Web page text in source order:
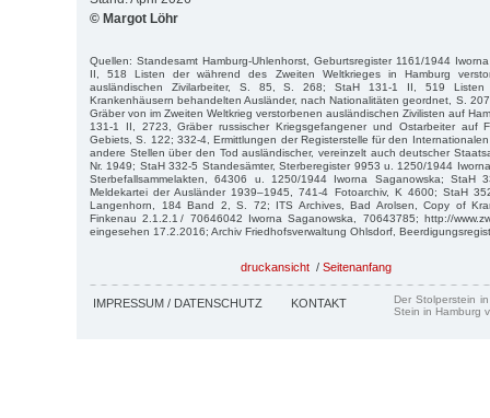
© Margot Löhr
Quellen: Standesamt Hamburg-Uhlenhorst, Geburtsregister 1161/1944
II, 518 Listen der während des Zweiten Weltkrieges in Hamburg
ausländischen Zivilarbeiter, S. 85, S. 268; StaH 131-1 II, 519
Krankenhäusern behandelten Ausländer, nach Nationalitäten geordnet, S.
Gräber von im Zweiten Weltkrieg verstorbenen ausländischen Zivilisten auf
131-1 II, 2723, Gräber russischer Kriegsgefangener und Ostarbeiter auf
Gebiets, S. 122; 332-4, Ermittlungen der Registerstelle für den
andere Stellen über den Tod ausländischer, vereinzelt auch deutscher
Nr. 1949; StaH 332-5 Standesämter, Sterberegister 9953 u. 1250/1944
Sterbefallsammelakten, 64306 u. 1250/1944 Iworna Saganowska; StaH
Meldekartei der Ausländer 1939–1945, 741-4 Fotoarchiv, K 4600; StaH
Langenhorn, 184 Band 2, S. 72; ITS Archives, Bad Arolsen, Copy of
Finkenau 2.1.2.1 / 70646042 Iworna Saganowska, 70643785; http://
eingesehen 17.2.2016; Archiv Friedhofsverwaltung Ohlsdorf,
druckansicht / Seitenanfang
IMPRESSUM / DATENSCHUTZ KONTAKT
Der Stolperstein
Stein in Hamburg